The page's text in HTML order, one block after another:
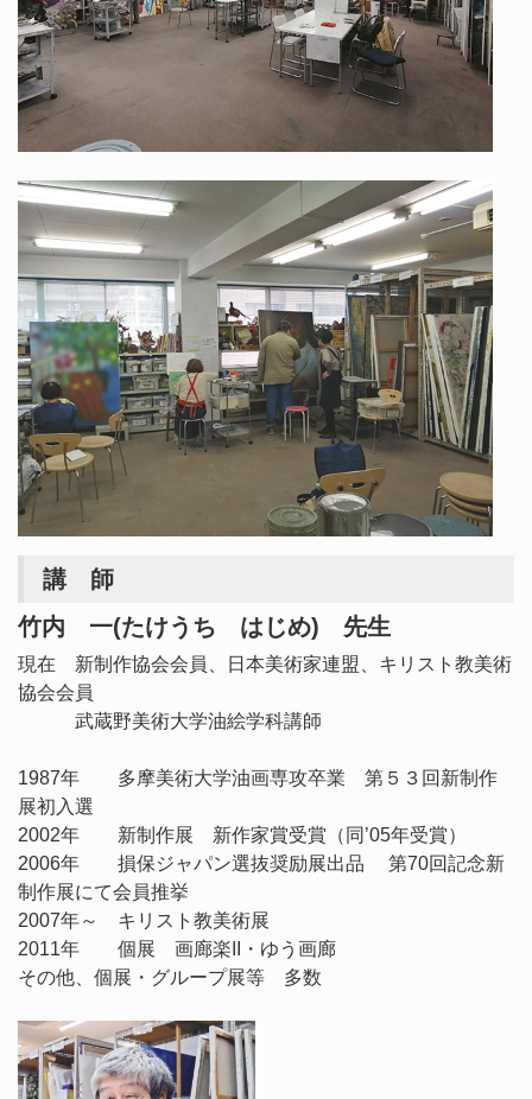
講 師
竹内 一(たけうち はじめ) 先生
現在 新制作協会会員、日本美術家連盟、キリスト教美術
協会会員
武蔵野美術大学油絵学科講師
1987年 多摩美術大学油画専攻卒業 第５３回新制作
展初入選
2002年 新制作展 新作家賞受賞（同’05年受賞）
2006年 損保ジャパン選抜奨励展出品 第70回記念新
制作展にて会員推挙
2007年～ キリスト教美術展
2011年 個展 画廊楽II・ゆう画廊
その他、個展・グループ展等 多数